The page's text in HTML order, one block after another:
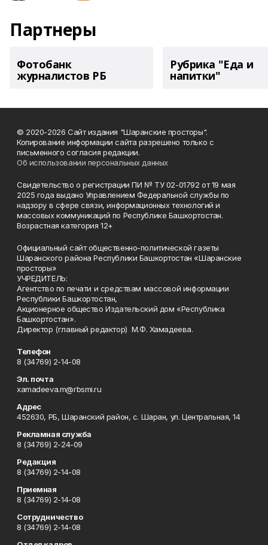
Партнеры
Фотобанк
журналистов РБ
Рубрика "Еда и
напитки"
© 2020-2026 Сайт издания "Шаранские просторы".
Копирование информации сайта разрешено только с
письменного согласия редакции.
Об использовании персональных данных
Свидетельство о регистрации ПИ № ТУ 02-01792 от 19 мая
2025 года выдано Управлением Федеральной службы по
надзору в сфере связи, информационных технологий и
массовых коммуникаций по Республике Башкортостан.
Возрастная категория 12+
Официальный сайт общественно-политической газеты
Шаранского района Республики Башкортостан «Шаранские
просторы»
УЧРЕДИТЕЛЬ:
Агентство по печати и средствам массовой информации
Республики Башкортостан,
Акционерное общество Издательский дом «Республика
Башкортостан».
Директор (главный редактор) М.Ф. Хамадеева.
Телефон
8 (34769) 2-14-08
Эл. почта
xamadeeva.m@rbsmi.ru
Адрес
452630, РБ, Шаранский район, с. Шаран, ул. Центральная, 14
Рекламная служба
8 (34769) 2-24-09
Редакция
8 (34769) 2-14-08
Приемная
8 (34769) 2-14-08
Сотрудничество
8 (34769) 2-14-08